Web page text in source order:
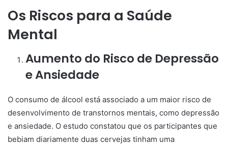
Os Riscos para a Saúde
Mental
Aumento do Risco de Depressão
e Ansiedade
O consumo de álcool está associado a um maior risco de
desenvolvimento de transtornos mentais, como depressão
e ansiedade. O estudo constatou que os participantes que
bebiam diariamente duas cervejas tinham uma